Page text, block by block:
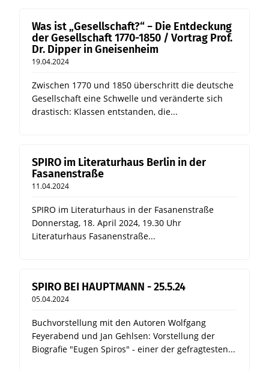
Was ist „Gesellschaft?“ − Die Entdeckung
der Gesellschaft 1770-1850 / Vortrag Prof.
Dr. Dipper in Gneisenheim
19.04.2024
Zwischen 1770 und 1850 überschritt die deutsche
Gesellschaft eine Schwelle und veränderte sich
drastisch: Klassen entstanden, die...
SPIRO im Literaturhaus Berlin in der
Fasanenstraße
11.04.2024
SPIRO im Literaturhaus in der Fasanenstraße
Donnerstag, 18. April 2024, 19.30 Uhr
Literaturhaus Fasanenstraße...
SPIRO BEI HAUPTMANN - 25.5.24
05.04.2024
Buchvorstellung mit den Autoren Wolfgang
Feyerabend und Jan Gehlsen: Vorstellung der
Biografie "Eugen Spiros" - einer der gefragtesten...